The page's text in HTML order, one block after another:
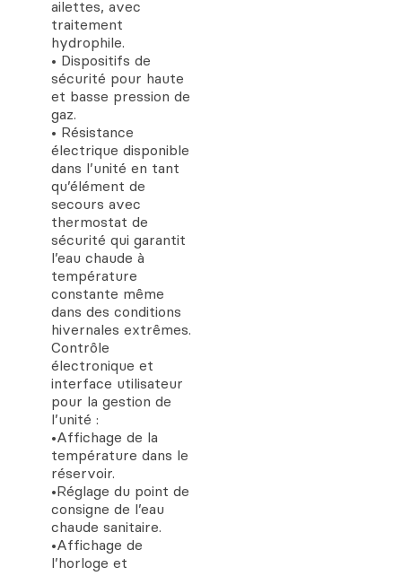
ailettes, avec
traitement
hydrophile.
• Dispositifs de
sécurité pour haute
et basse pression de
gaz.
• Résistance
électrique disponible
dans l’unité en tant
qu’élément de
secours avec
thermostat de
sécurité qui garantit
l’eau chaude à
température
constante même
dans des conditions
hivernales extrêmes.
Contrôle
électronique et
interface utilisateur
pour la gestion de
l’unité :
•Affichage de la
température dans le
réservoir.
•Réglage du point de
consigne de l’eau
chaude sanitaire.
•Affichage de
l’horloge et